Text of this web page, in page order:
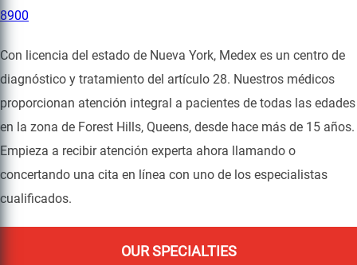
OUR SPECIALTIES
8900
Con licencia del estado de Nueva York, Medex es un centro de
diagnóstico y tratamiento del artículo 28. Nuestros médicos
proporcionan atención integral a pacientes de todas las edades
en la zona de Forest Hills, Queens, desde hace más de 15 años.
Empieza a recibir atención experta ahora llamando o
concertando una cita en línea con uno de los especialistas
cualificados.